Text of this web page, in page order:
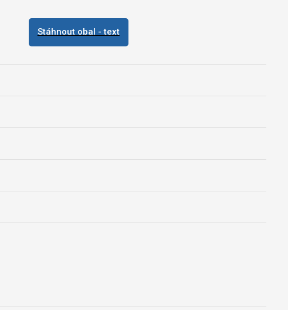
Stáhnout obal - text